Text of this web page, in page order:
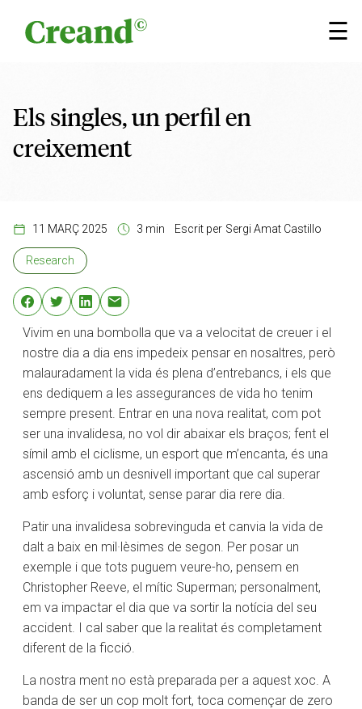
☰
×
Els singles, un perfil en
creixement
11 MARÇ 2025 3 min Escrit per Sergi Amat Castillo
Research
Vivim en una bombolla que va a velocitat de creuer i el
nostre dia a dia ens impedeix pensar en nosaltres, però
malauradament la vida és plena d’entrebancs, i els que
ens dediquem a les assegurances de vida ho tenim
sempre present. Entrar en una nova realitat, com pot
ser una invalidesa, no vol dir abaixar els braços; fent el
símil amb el ciclisme, un esport que m’encanta, és una
ascensió amb un desnivell important que cal superar
amb esforç i voluntat, sense parar dia rere dia.
Patir una invalidesa sobrevinguda et canvia la vida de
dalt a baix en mil·lèsimes de segon. Per posar un
exemple i que tots puguem veure-ho, pensem en
Christopher Reeve, el mític Superman; personalment,
em va impactar el dia que va sortir la notícia del seu
accident. I cal saber que la realitat és completament
diferent de la ficció.
La nostra ment no està preparada per a aquest xoc. A
banda de ser un cop molt fort, toca començar de zero